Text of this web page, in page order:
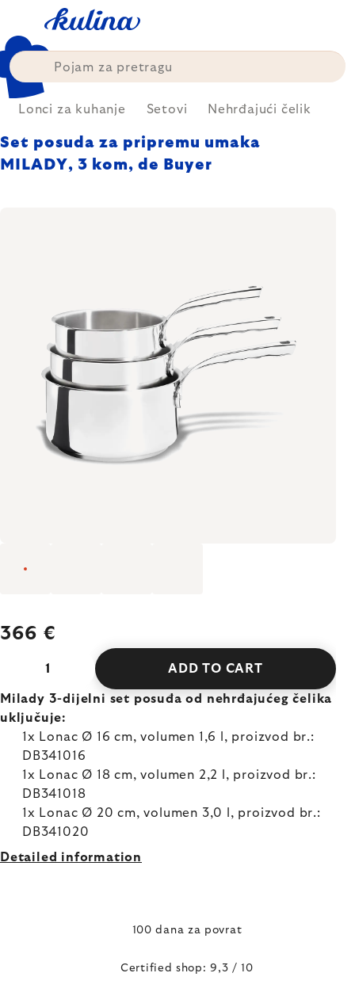
content
Lonci za kuhanje Setovi Nehrđajući čelik
Set posuda za pripremu umaka
MILADY, 3 kom, de Buyer
366 €
ADD TO CART
Milady 3-dijelni set posuđa od nehrđajućeg čelika
uključuje:
1x Lonac Ø 16 cm, volumen 1,6 l, proizvod br.:
DB341016
1x Lonac Ø 18 cm, volumen 2,2 l, proizvod br.:
DB341018
1x Lonac Ø 20 cm, volumen 3,0 l, proizvod br.:
DB341020
Detailed information
100 dana za povrat
Certified shop: 9,3 / 10